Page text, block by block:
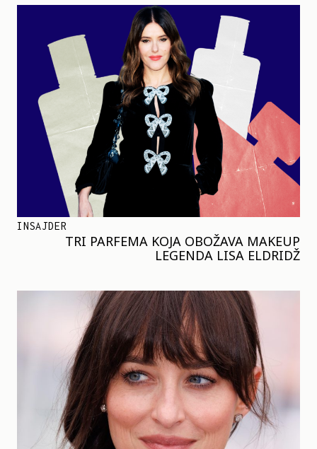
INSAJDER
TRI PARFEMA KOJA OBOŽAVA MAKEUP
LEGENDA LISA ELDRIDŽ